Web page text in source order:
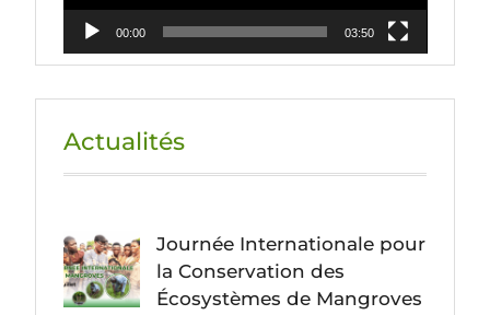
00:00 03:50
Actualités
Journée Internationale pour
la Conservation des
Écosystèmes de Mangroves